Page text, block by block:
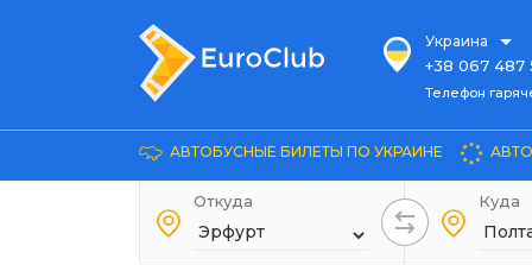
Украина
+38 067 487
Телефон гарячей
Довідка
+38 044 486
+38 067 240
Телефон
АВТОБУСНЫЕ БИЛЕТЫ ПО УКРАИНЕ
Откуда Куда